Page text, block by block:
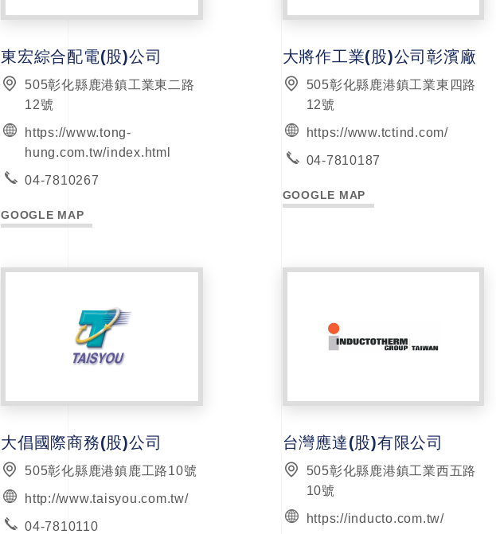
東宏綜合配電(股)公司
505彰化縣鹿港鎮工業東二路
12號
https://www.tong-
hung.com.tw/index.html
04-7810267
GOOGLE MAP
大將作工業(股)公司彰濱廠
505彰化縣鹿港鎮工業東四路
12號
https://www.tctind.com/
04-7810187
GOOGLE MAP
大倡國際商務(股)公司
505彰化縣鹿港鎮鹿工路10號
http://www.taisyou.com.tw/
04-7810110
台灣應達(股)有限公司
505彰化縣鹿港鎮工業西五路
10號
https://inducto.com.tw/